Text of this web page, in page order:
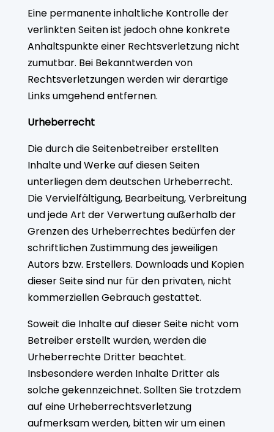
Eine permanente inhaltliche Kontrolle der
verlinkten Seiten ist jedoch ohne konkrete
Anhaltspunkte einer Rechtsverletzung nicht
zumutbar. Bei Bekanntwerden von
Rechtsverletzungen werden wir derartige
Links umgehend entfernen.
Urheberrecht
Die durch die Seitenbetreiber erstellten
Inhalte und Werke auf diesen Seiten
unterliegen dem deutschen Urheberrecht.
Die Vervielfältigung, Bearbeitung, Verbreitung
und jede Art der Verwertung außerhalb der
Grenzen des Urheberrechtes bedürfen der
schriftlichen Zustimmung des jeweiligen
Autors bzw. Erstellers. Downloads und Kopien
dieser Seite sind nur für den privaten, nicht
kommerziellen Gebrauch gestattet.
Soweit die Inhalte auf dieser Seite nicht vom
Betreiber erstellt wurden, werden die
Urheberrechte Dritter beachtet.
Insbesondere werden Inhalte Dritter als
solche gekennzeichnet. Sollten Sie trotzdem
auf eine Urheberrechtsverletzung
aufmerksam werden, bitten wir um einen